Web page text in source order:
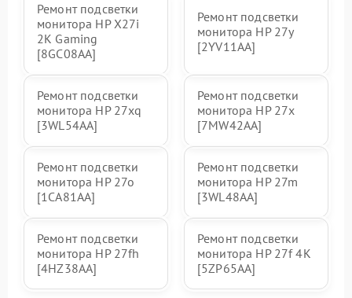
Ремонт подсветки
монитора HP X27i
2K Gaming
[8GC08AA]
Ремонт подсветки
монитора HP 27y
[2YV11AA]
Ремонт подсветки
монитора HP 27xq
[3WL54AA]
Ремонт подсветки
монитора HP 27x
[7MW42AA]
Ремонт подсветки
монитора HP 27o
[1CA81AA]
Ремонт подсветки
монитора HP 27m
[3WL48AA]
Ремонт подсветки
монитора HP 27fh
[4HZ38AA]
Ремонт подсветки
монитора HP 27f 4K
[5ZP65AA]